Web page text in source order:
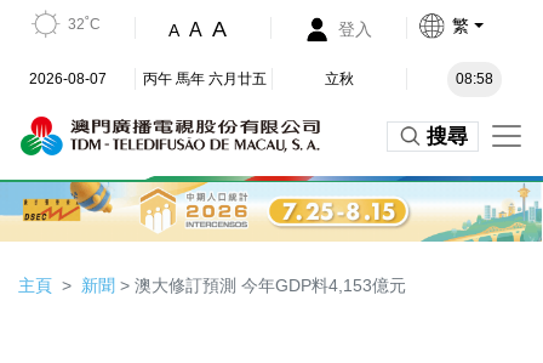
32˚C A A A 登入 繁
2026-08-07 丙午 馬年 六月廿五 立秋 08:58
搜尋
主頁 新聞 > 澳大修訂預測 今年GDP料4,153億元